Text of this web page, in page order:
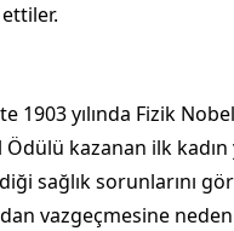
1903 yılında Fizik
Ödülü kazanan ilk
sağlık sorunlarını
vazgeçmesine neden